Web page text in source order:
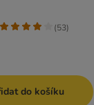
(53)
do košíku